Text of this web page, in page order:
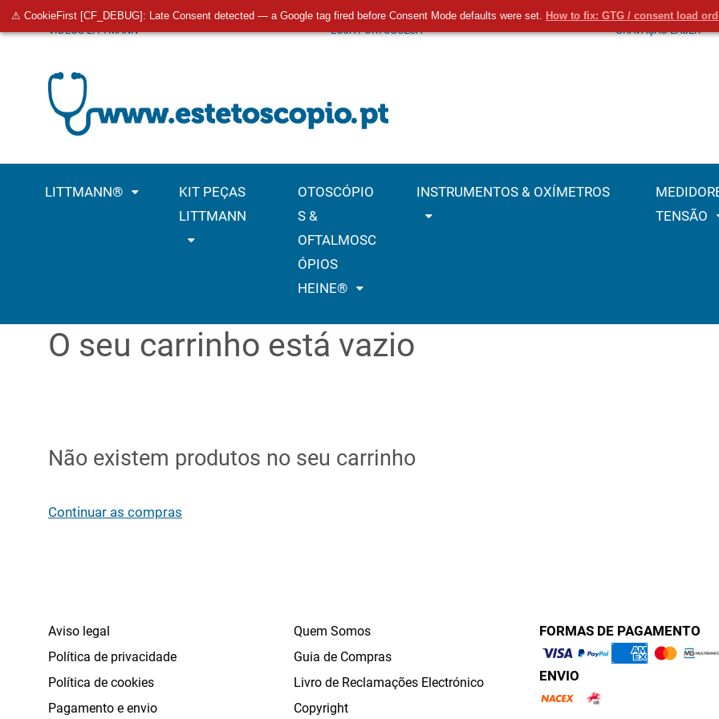
⚠ CookieFirst [CF_DEBUG]: Late Consent detected — a Google tag fired before Consent Mode defaults were set. How to fix: GTG / consent load
VÍDEOS LITTMANN LOJA PORTUGUESA GRAVAÇÃO LASER
LITTMANN®
KIT PEÇAS
LITTMANN
OTOSCÓPIO
S &
OFTALMOSC
ÓPIOS
HEINE®
INSTRUMENTOS & OXÍMETROS
TENSÃO
O seu carrinho está vazio
Não existem produtos no seu carrinho
Continuar as compras
Aviso legal
Política de privacidade
Política de cookies
Pagamento e envio
Quem Somos
Guia de Compras
Livro de Reclamações Electrónico
Copyright
FORMAS DE PAGAMENTO
ENVIO